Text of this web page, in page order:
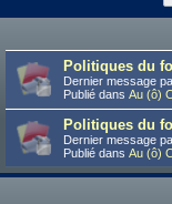
Politiques du
Dernier message
Publié dans Au (ô)
Politiques du
Dernier message
Publié dans Au (ô)